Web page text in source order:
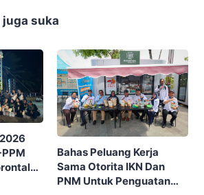
suka
Bahas Peluang Kerja
Sama Otorita IKN Dan
PNM Untuk Penguatan